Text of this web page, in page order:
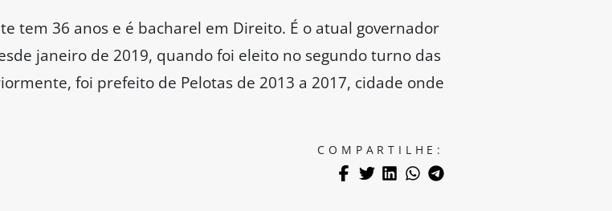
tem 36 anos e é bacharel em Direito. É o atual governador
janeiro de 2019, quando foi eleito no segundo turno das
foi prefeito de Pelotas de 2013 a 2017, cidade onde
COMPARTILHE: